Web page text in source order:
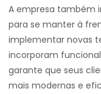
A empresa também
para se manter à
implementar novas
incorporam
garante que seus
mais modernas e